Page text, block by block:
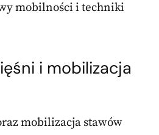
mobilności i techniki
i mobilizacja
mobilizacja stawów